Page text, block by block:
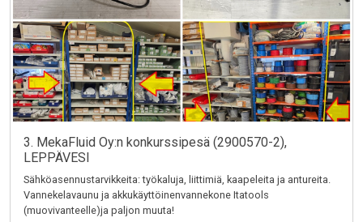
3. MekaFluid Oy:n konkurssipesä (2900570-2),
LEPPÄVESI
Sähköasennustarvikkeita: työkaluja, liittimiä, kaapeleita ja antureita.
Vannekelavaunu ja akkukäyttöinenvannekone Itatools
(muovivanteelle)ja paljon muuta!